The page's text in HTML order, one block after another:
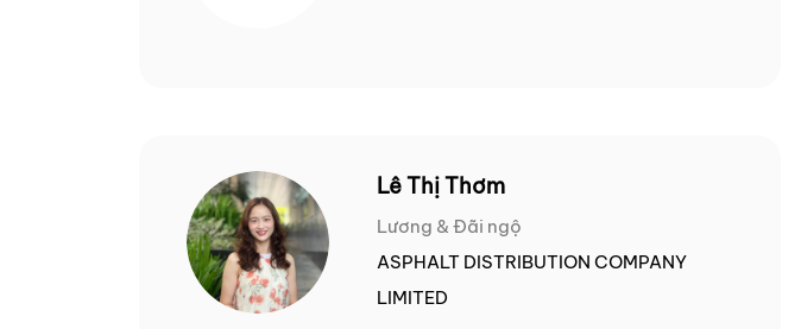
Lê Thị Thơm
Lương & Đãi ngộ
ASPHALT DISTRIBUTION COMPANY
LIMITED